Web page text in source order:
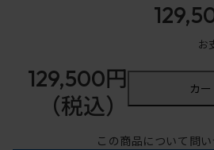
お
129,500円
（税込）
カ
この商品について問